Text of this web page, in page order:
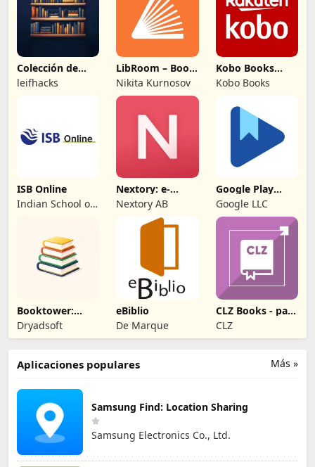
Colección de
Libros Virtuales
leifhacks
LibRoom – Book
Tracker
Nikita Kurnosov
Kobo Books
eBooks
Audiolibros
Kobo Books
ISB Online
Indian School of
Nextory: e-
books y
audiolibros
Nextory AB
Google Play
Libros
Google LLC
Booktower:
Lectura
Dryadsoft
eBiblio
De Marque
CLZ Books - para
tus libros
CLZ
Más »
Aplicaciones populares
Samsung Find: Location Sharing
Samsung Electronics Co., Ltd.